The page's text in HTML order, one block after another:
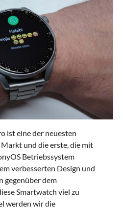
ist eine der neuesten
und die erste, die mit
Betriebssystem
verbesserten Design und
gegenüber dem
Smartwatch viel zu
werden wir die